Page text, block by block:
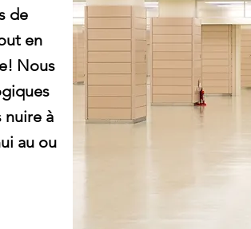
de
en
Nous
nuire à
au ou